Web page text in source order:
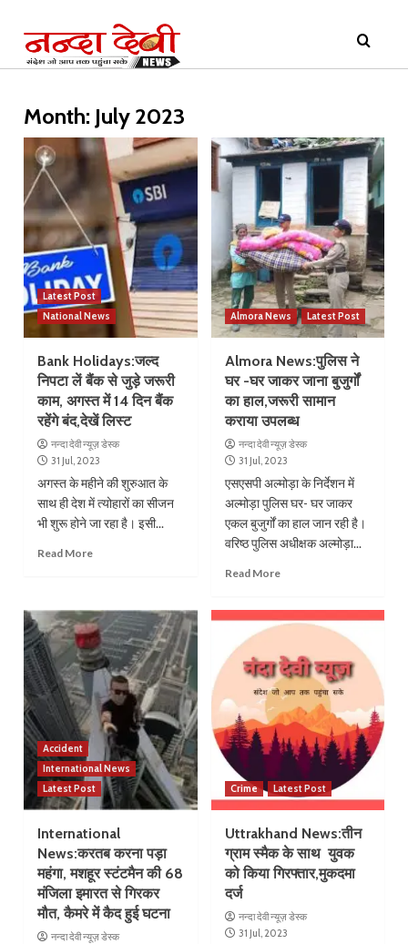
content
Menu
Month: July 2023
Latest Post
National News
Bank Holidays:जल्द
निपटा लें बैंक से जुड़े जरूरी
काम, अगस्त में 14 दिन बैंक
रहेंगे बंद,देखें लिस्ट
नन्दा देवी न्यूज़ डेस्क
31 Jul, 2023
अगस्त के महीने की शुरुआत के
साथ ही देश में त्योहारों का सीजन
भी शुरू होने जा रहा है। इसी...
Read More
Almora News Latest Post
Almora News:पुलिस ने
घर -घर जाकर जाना बुजुर्गों
का हाल,जरूरी सामान
कराया उपलब्ध
नन्दा देवी न्यूज़ डेस्क
31 Jul, 2023
एसएसपी अल्मोड़ा के निर्देशन में
अल्मोड़ा पुलिस घर- घर जाकर
एकल बुजुर्गों का हाल जान रही है।
वरिष्ठ पुलिस अधीक्षक अल्मोड़ा...
Read More
Accident
International News
Latest Post
International
News:करतब करना पड़ा
महंगा, मशहूर स्‍टंटमैन की 68
मंजिला इमारत से गिरकर
मौत, कैमरे में कैद हुई घटना
नन्दा देवी न्यूज़ डेस्क
Crime Latest Post
Uttrakhand News:तीन
ग्राम स्मैक के साथ युवक
को किया गिरफ्तार,मुकदमा
दर्ज
नन्दा देवी न्यूज़ डेस्क
31 Jul, 2023